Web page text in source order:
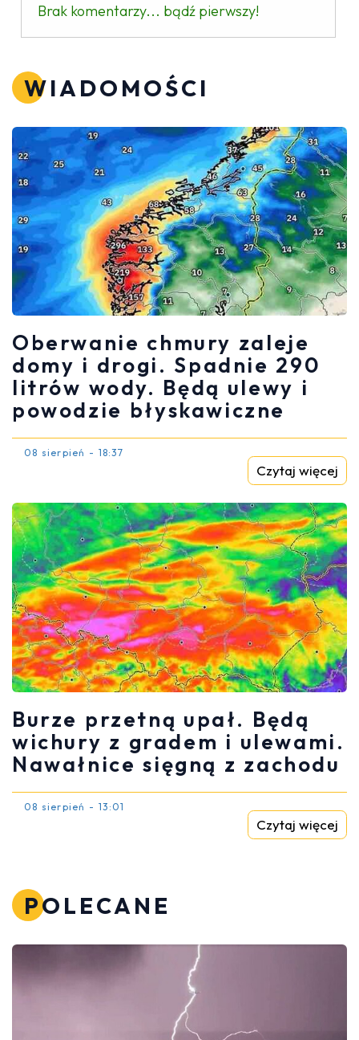
Brak komentarzy... bądź pierwszy!
WIADOMOŚCI
Oberwanie chmury zaleje
domy i drogi. Spadnie 290
litrów wody. Będą ulewy i
powodzie błyskawiczne
08 sierpień - 18:37
Czytaj więcej
Burze przetną upał. Będą
wichury z gradem i ulewami.
Nawałnice sięgną z zachodu
08 sierpień - 13:01
Czytaj więcej
POLECANE